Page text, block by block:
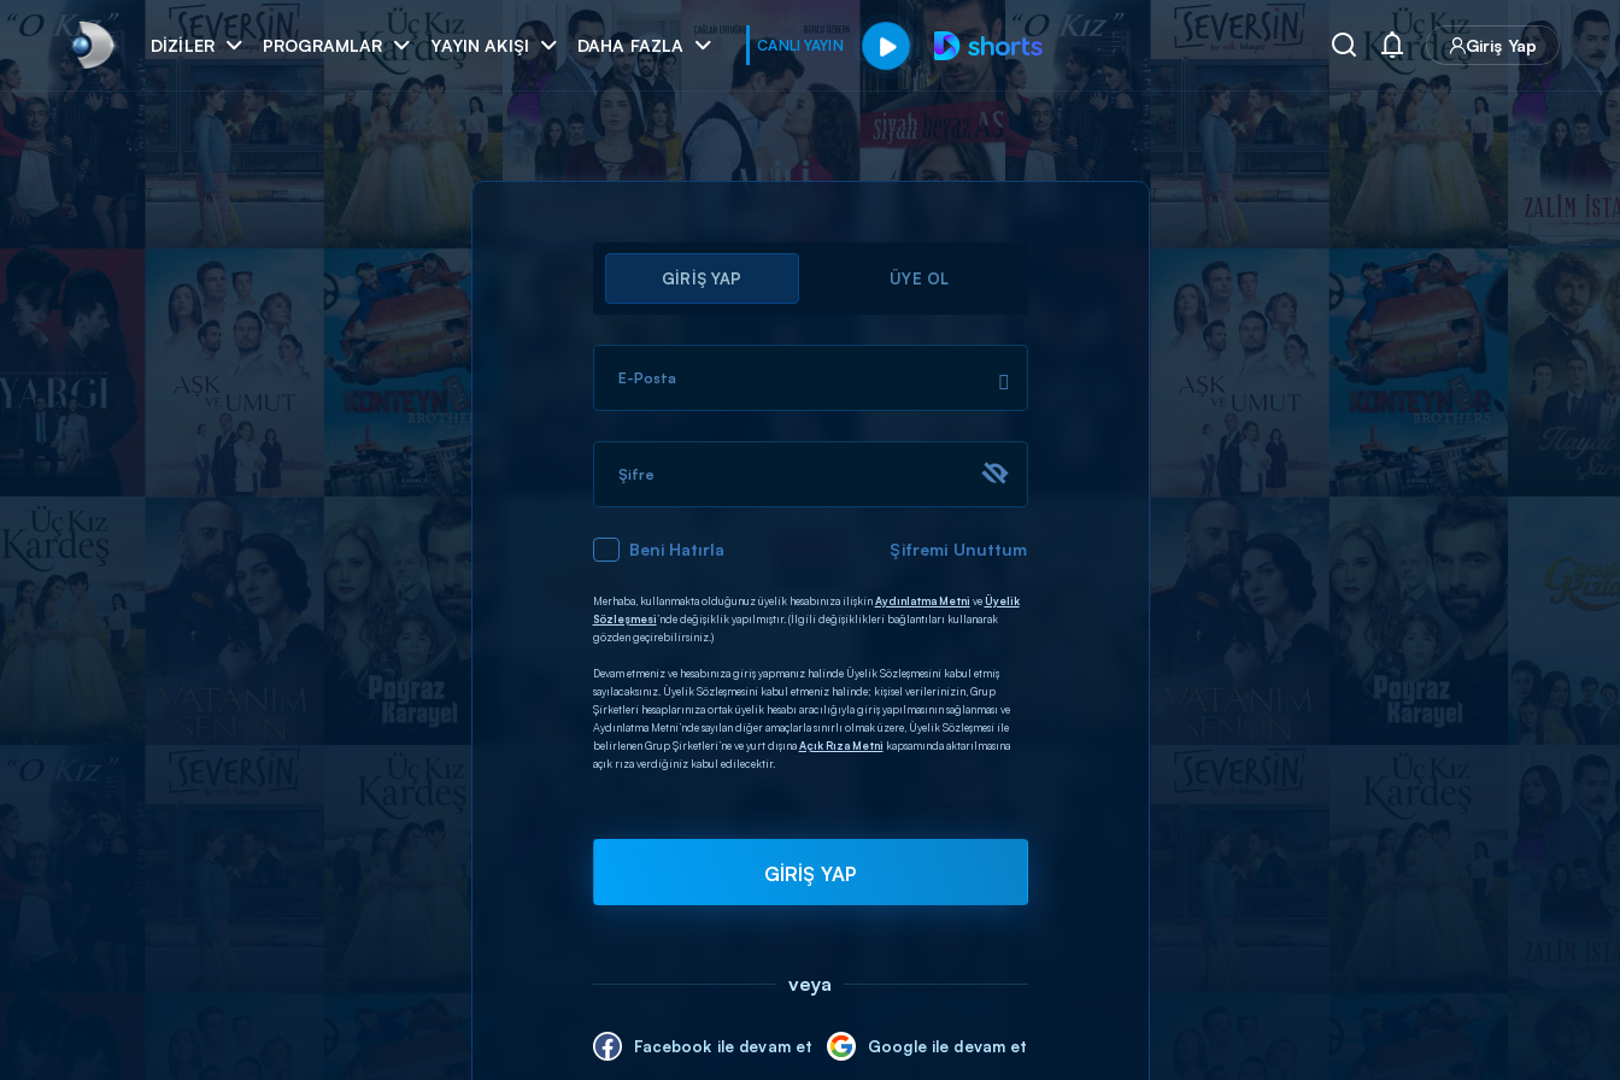
DIZILER PROGRAMLAR YAYIN AKIŞI DAHA FAZLA CANLI YAYIN Giriş Yap
Arama
ARAMA SONUÇLARI
GİRİŞ YAP ÜYE OL
E-Posta
Şifre
Beni Hatırla Şifremi Unuttum
Merhaba, kullanmakta olduğunuz üyelik hesabınıza ilişkinAydınlatma Metni veÜyelik
Sözleşmesi’nde değişiklik yapılmıştır. (İlgili değişiklikleri bağlantıları kullanarak
gözden geçirebilirsiniz.)
Devam etmeniz ve hesabınıza giriş yapmanız halinde Üyelik Sözleşmesini kabul etmiş
sayılacaksınız. Üyelik Sözleşmesini kabul etmeniz halinde; kişisel verilerinizin, Grup
Şirketleri hesaplarınıza ortak üyelik hesabı aracılığıyla giriş yapılmasının sağlanması ve
Aydınlatma Metni’nde sayılan diğer amaçlarla sınırlı olmak üzere, Üyelik Sözleşmesi ile
belirlenen Grup Şirketleri’ne ve yurt dışınaAçık Rıza Metni kapsamında aktarılmasına
açık rıza verdiğiniz kabul edilecektir.
GİRİŞ YAP
veya
Facebook ile devam et Google ile devam et